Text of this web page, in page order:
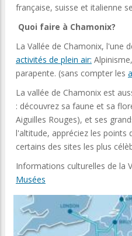
française, suisse et italienne
Quoi faire à Chamonix?
La Vallée de Chamonix, l'une
activités de plein air:
parapente. (sans compter les
La vallée de Chamonix est
: découvrez sa faune et sa
Aiguilles Rouges), et ses
l'altitude, appréciez les points
certains des sites les plus
Informations culturelles de la
Musées